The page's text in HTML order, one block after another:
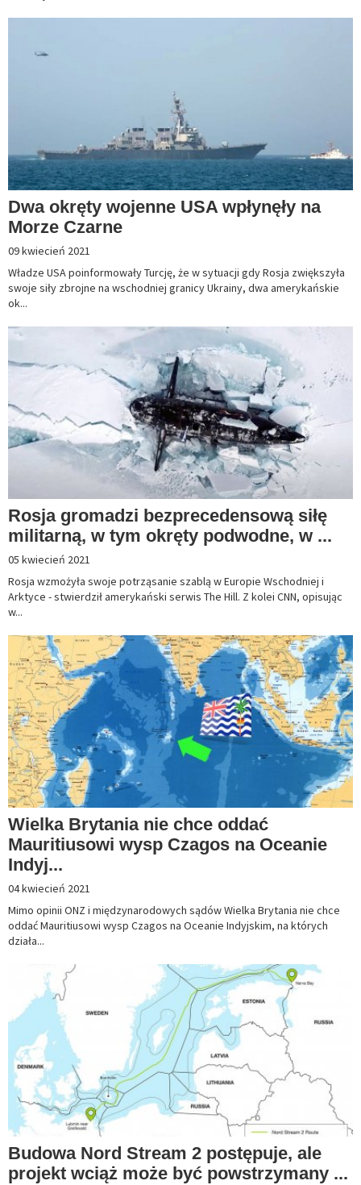
Dwa okręty wojenne USA wpłynęły na
Morze Czarne
09 kwiecień 2021
Władze USA poinformowały Turcję, że w sytuacji gdy Rosja zwiększyła
swoje siły zbrojne na wschodniej granicy Ukrainy, dwa amerykańskie
ok...
Rosja gromadzi bezprecedensową siłę
militarną, w tym okręty podwodne, w ...
05 kwiecień 2021
Rosja wzmożyła swoje potrząsanie szablą w Europie Wschodniej i
Arktyce - stwierdził amerykański serwis The Hill. Z kolei CNN, opisując
w...
Wielka Brytania nie chce oddać
Mauritiusowi wysp Czagos na Oceanie
Indyj...
04 kwiecień 2021
Mimo opinii ONZ i międzynarodowych sądów Wielka Brytania nie chce
oddać Mauritiusowi wysp Czagos na Oceanie Indyjskim, na których
działa...
Budowa Nord Stream 2 postępuje, ale
projekt wciąż może być powstrzymany ...